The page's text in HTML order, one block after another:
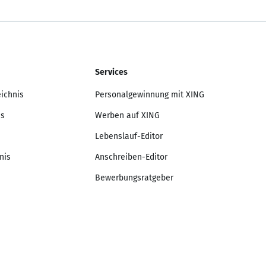
Services
Personalgewinnung mit XING
Werben auf XING
Lebenslauf-Editor
Anschreiben-Editor
Bewerbungsratgeber